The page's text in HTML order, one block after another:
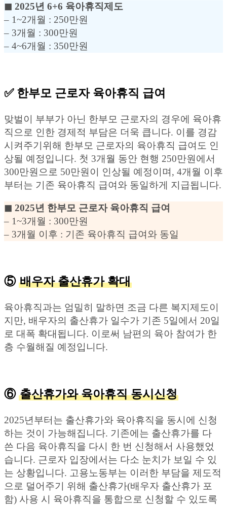
◼︎ 2025년 6+6 육아휴직제도
– 1~2개월 : 250만원
– 3개월 : 300만원
– 4~6개월 : 350만원
✅ 한부모 근로자 육아휴직 급여
맞벌이 부부가 아닌 한부모 근로자의 경우에 육아휴
직으로 인한 경제적 부담은 더욱 큽니다. 이를 경감
시켜주기위해 한부모 근로자의 육아휴직 급여도 인
상될 예정입니다. 첫 3개월 동안 현행 250만원에서
300만원으로 50만원이 인상될 예정이며, 4개월 이후
부터는 기존 육아휴직 급여와 동일하게 지급됩니다.
◼︎ 2025년 한부모 근로자 육아휴직 급여
– 1~3개월 : 300만원
– 3개월 이후 : 기존 육아휴직 급여와 동일
⑤ 배우자 출산휴가 확대
육아휴직과는 엄밀히 말하면 조금 다른 복지제도이
지만, 배우자의 출산휴가 일수가 기존 5일에서 20일
로 대폭 확대됩니다. 이로써 남편의 육아 참여가 한
층 수월해질 예정입니다.
⑥ 출산휴가와 육아휴직 동시신청
2025년부터는 출산휴가와 육아휴직을 동시에 신청
하는 것이 가능해집니다. 기존에는 출산휴가를 다
쓴 다음 육아휴직을 다시 한 번 신청해서 사용했었
습니다. 근로자 입장에서는 다소 눈치가 보일 수 있
는 상황입니다. 고용노동부는 이러한 부담을 제도적
으로 덜어주기 위해 출산휴가(배우자 출산휴가 포
함) 사용 시 육아휴직을 통합으로 신청할 수 있도록